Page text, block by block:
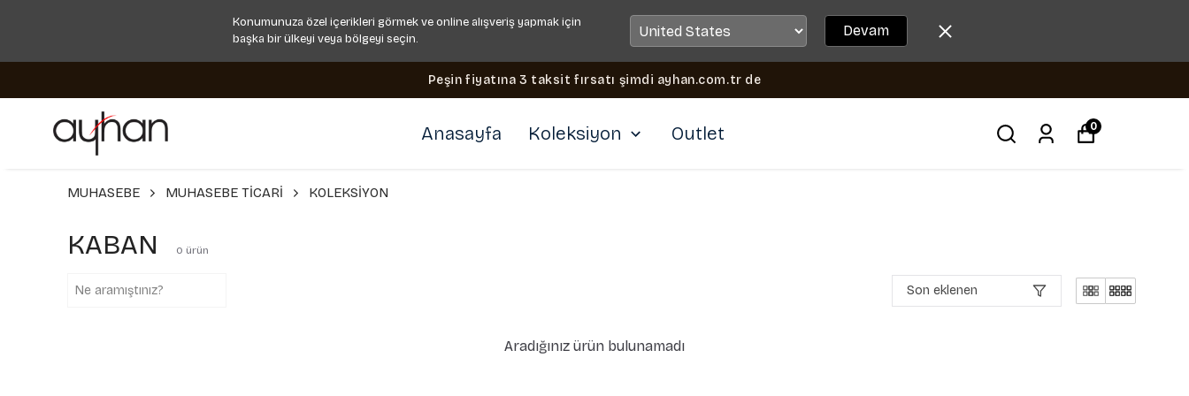
Konumunuza özel içerikleri görmek ve online alışveriş yapmak için
başka bir ülkeyi veya bölgeyi seçin.
Devam
Peşin fiyatına 3 taksit fırsatı şimdi ayhan.com.tr de
Anasayfa Koleksiyon Outlet 0
MUHASEBE MUHASEBE TİCARİ KOLEKSİYON
KABAN 0 ürün
Son eklenen
Aradığınız ürün bulunamadı